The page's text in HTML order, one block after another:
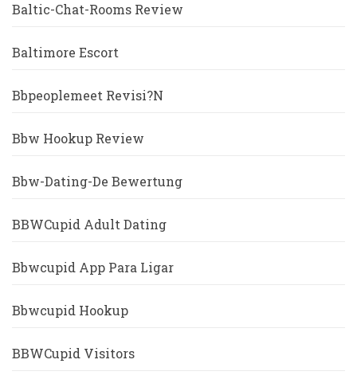
Baltic-Chat-Rooms Review
Baltimore Escort
Bbpeoplemeet Revisi?n
Bbw Hookup Review
Bbw-Dating-De Bewertung
BBWCupid Adult Dating
Bbwcupid App Para Ligar
Bbwcupid Hookup
BBWCupid Visitors